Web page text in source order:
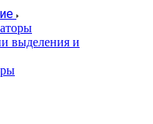
выделения и